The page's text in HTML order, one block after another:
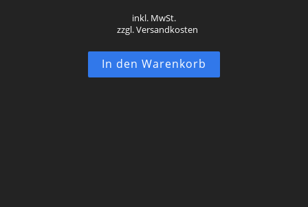
inkl. MwSt.
zzgl. Versandkosten
In den Warenkorb